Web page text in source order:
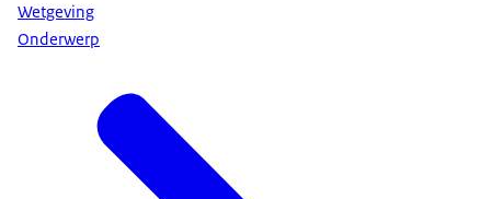
Wetgeving
Onderwerp